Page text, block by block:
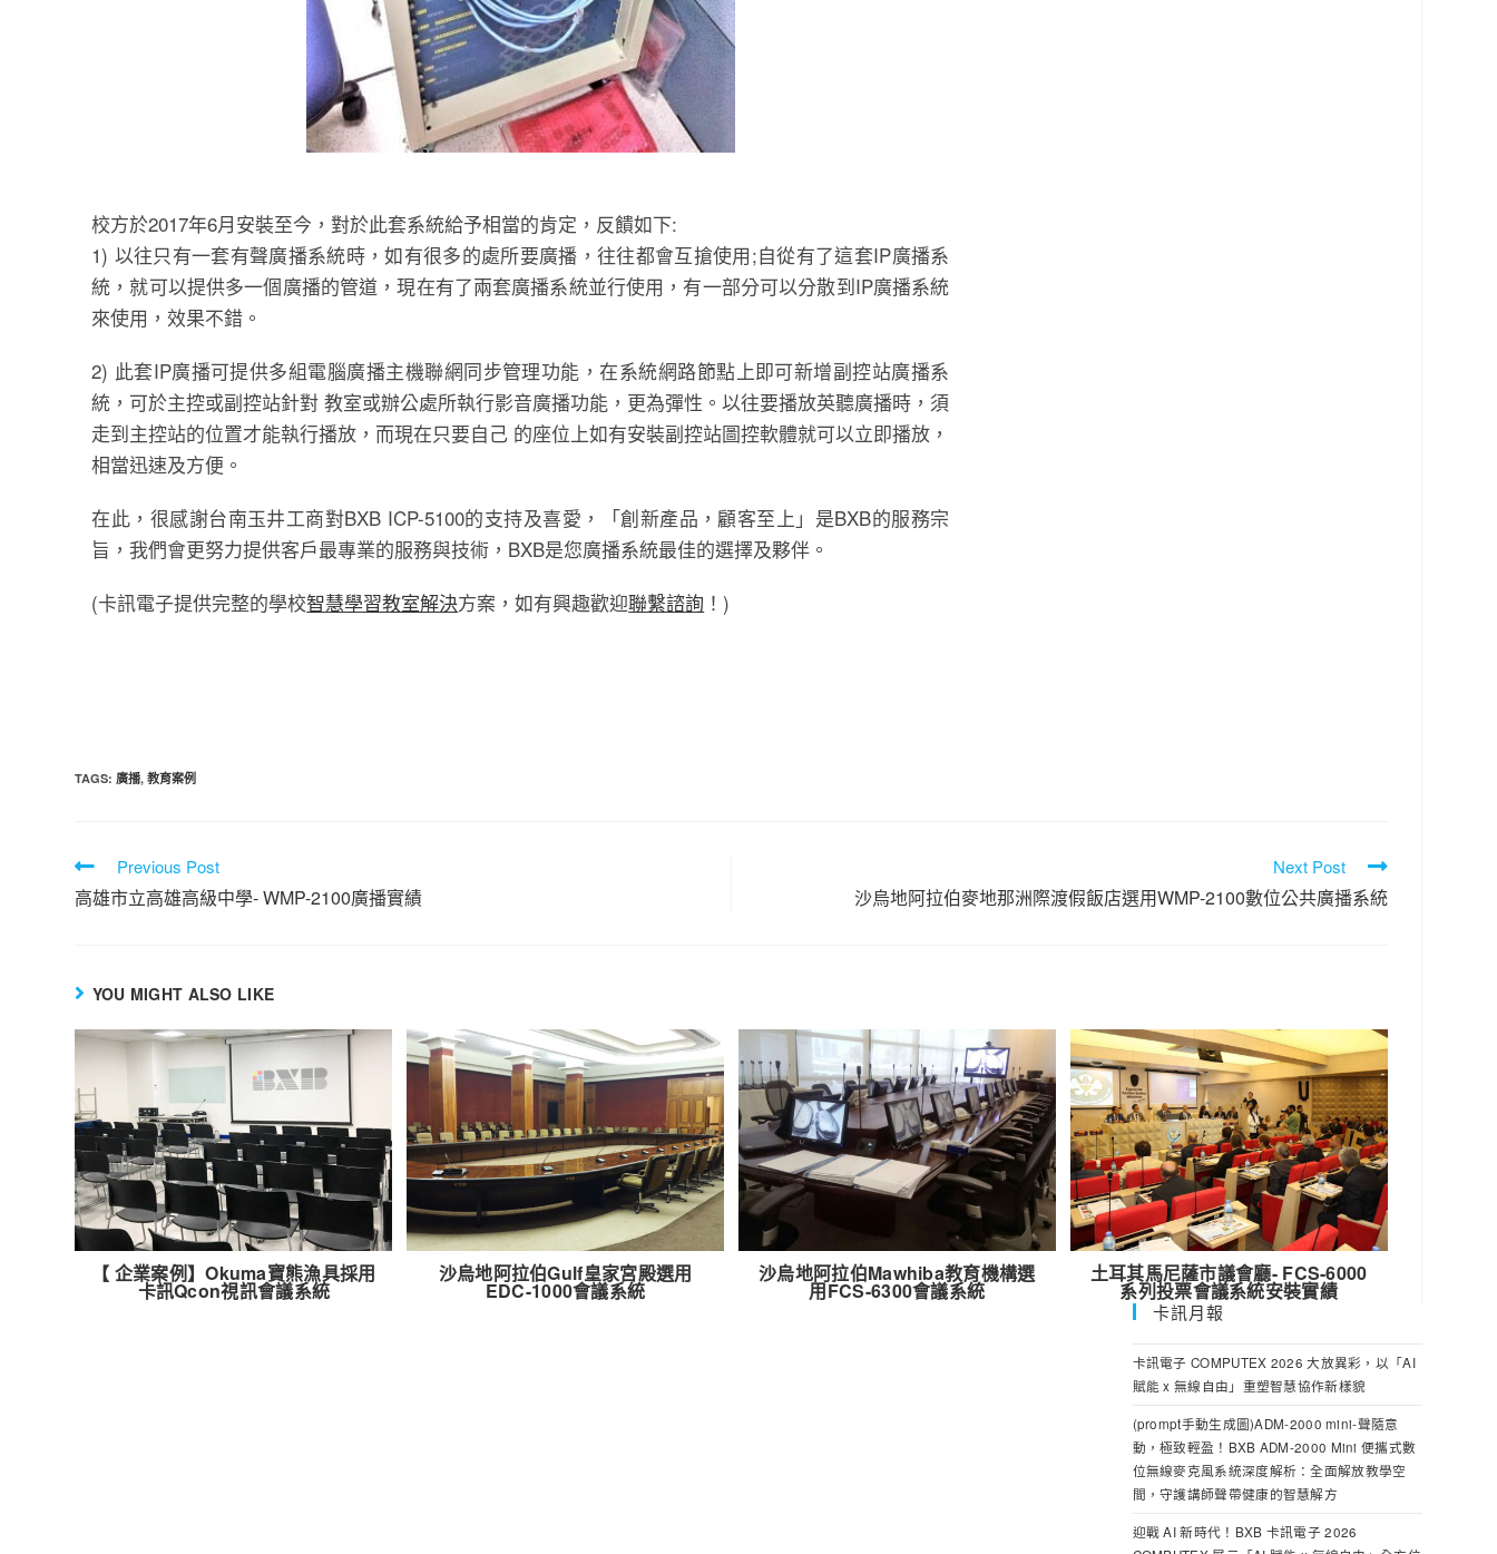
校方於2017年6月安裝至今，對於此套系統給予相當的肯定，反饋如下:
1) 以往只有一套有聲廣播系統時，如有很多的處所要廣播，往往都會互搶使用;自從有了這套IP廣播系
統，就可以提供多一個廣播的管道，現在有了兩套廣播系統並行使用，有一部分可以分散到IP廣播系統
來使用，效果不錯。
2) 此套IP廣播可提供多組電腦廣播主機聯網同步管理功能，在系統網路節點上即可新增副控站廣播系
統，可於主控或副控站針對 教室或辦公處所執行影音廣播功能，更為彈性。以往要播放英聽廣播時，須
走到主控站的位置才能執行播放，而現在只要自己 的座位上如有安裝副控站圖控軟體就可以立即播放，
相當迅速及方便。
在此，很感謝台南玉井工商對BXB ICP-5100的支持及喜愛，「創新產品，顧客至上」是BXB的服務宗
旨，我們會更努力提供客戶最專業的服務與技術，BXB是您廣播系統最佳的選擇及夥伴。
(卡訊電子提供完整的學校智慧學習教室解決方案，如有興趣歡迎聯繫諮詢 ！)
TAGS: 廣播, 教育案例
Previous Post
高雄市立高雄高級中學- WMP-2100廣播實績
Next Post
沙烏地阿拉伯麥地那洲際渡假飯店選用WMP-2100數位公共廣播系統
YOU MIGHT ALSO LIKE
【 企業案例】Okuma寶熊漁具採用
卡訊Qcon視訊會議系統
沙烏地阿拉伯Gulf皇家宮殿選用
EDC-1000會議系統
沙烏地阿拉伯Mawhiba教育機構選
用FCS-6300會議系統
土耳其馬尼薩市議會廳- FCS-6000
系列投票會議系統安裝實績
卡訊月報
卡訊電子 COMPUTEX 2026 大放異彩，以「AI
賦能 x 無線自由」重塑智慧協作新樣貌
(prompt手動生成圖)ADM-2000 mini-聲隨意
動，極致輕盈！BXB ADM-2000 Mini 便攜式數
位無線麥克風系統深度解析：全面解放教學空
間，守護講師聲帶健康的智慧解方
迎戰 AI 新時代！BXB 卡訊電子 2026